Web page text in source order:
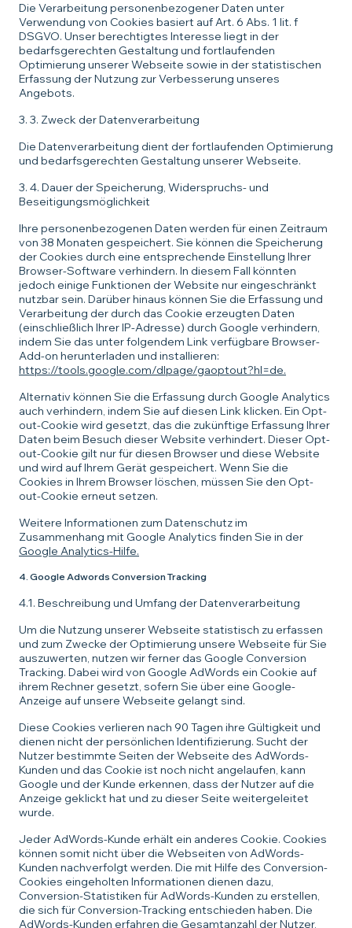
Die Verarbeitung personenbezogener Daten unter
Verwendung von Cookies basiert auf Art. 6 Abs. 1 lit. f
DSGVO. Unser berechtigtes Interesse liegt in der
bedarfsgerechten Gestaltung und fortlaufenden
Optimierung unserer Webseite sowie in der statistischen
Erfassung der Nutzung zur Verbesserung unseres
Angebots.
3. 3. Zweck der Datenverarbeitung
Die Datenverarbeitung dient der fortlaufenden Optimierung
und bedarfsgerechten Gestaltung unserer Webseite.
3. 4. Dauer der Speicherung, Widerspruchs- und
Beseitigungsmöglichkeit
Ihre personenbezogenen Daten werden für einen Zeitraum
von 38 Monaten gespeichert. Sie können die Speicherung
der Cookies durch eine entsprechende Einstellung Ihrer
Browser-Software verhindern. In diesem Fall könnten
jedoch einige Funktionen der Website nur eingeschränkt
nutzbar sein. Darüber hinaus können Sie die Erfassung und
Verarbeitung der durch das Cookie erzeugten Daten
(einschließlich Ihrer IP-Adresse) durch Google verhindern,
indem Sie das unter folgendem Link verfügbare Browser-
Add-on herunterladen und installieren:
https://tools.google.com/dlpage/gaoptout?hl=de.
Alternativ können Sie die Erfassung durch Google Analytics
auch verhindern, indem Sie auf diesen Link klicken. Ein Opt-
out-Cookie wird gesetzt, das die zukünftige Erfassung Ihrer
Daten beim Besuch dieser Website verhindert. Dieser Opt-
out-Cookie gilt nur für diesen Browser und diese Website
und wird auf Ihrem Gerät gespeichert. Wenn Sie die
Cookies in Ihrem Browser löschen, müssen Sie den Opt-
out-Cookie erneut setzen.
Weitere Informationen zum Datenschutz im
Zusammenhang mit Google Analytics finden Sie in der
Google Analytics-Hilfe.
4. Google Adwords Conversion Tracking
4.1. Beschreibung und Umfang der Datenverarbeitung
Um die Nutzung unserer Webseite statistisch zu erfassen
und zum Zwecke der Optimierung unsere Webseite für Sie
auszuwerten, nutzen wir ferner das Google Conversion
Tracking. Dabei wird von Google AdWords ein Cookie auf
ihrem Rechner gesetzt, sofern Sie über eine Google-
Anzeige auf unsere Webseite gelangt sind.
Diese Cookies verlieren nach 90 Tagen ihre Gültigkeit und
dienen nicht der persönlichen Identifizierung. Sucht der
Nutzer bestimmte Seiten der Webseite des AdWords-
Kunden und das Cookie ist noch nicht angelaufen, kann
Google und der Kunde erkennen, dass der Nutzer auf die
Anzeige geklickt hat und zu dieser Seite weitergeleitet
wurde.
Jeder AdWords-Kunde erhält ein anderes Cookie. Cookies
können somit nicht über die Webseiten von AdWords-
Kunden nachverfolgt werden. Die mit Hilfe des Conversion-
Cookies eingeholten Informationen dienen dazu,
Conversion-Statistiken für AdWords-Kunden zu erstellen,
die sich für Conversion-Tracking entschieden haben. Die
AdWords-Kunden erfahren die Gesamtanzahl der Nutzer,